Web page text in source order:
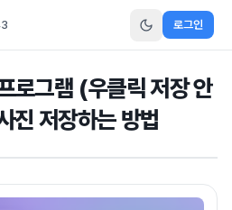
로그인
로그램 (우클릭 저장 안
진 저장하는 방법